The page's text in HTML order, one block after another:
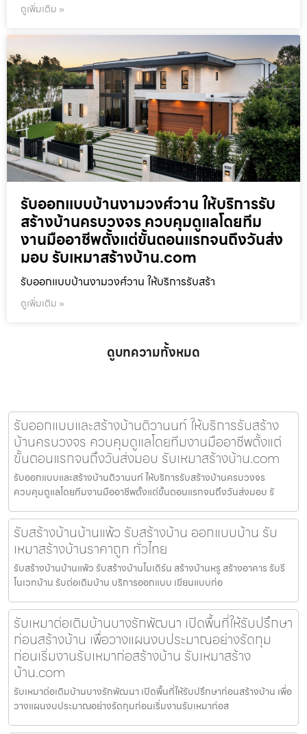
ดูเพิ่มเติม »
รับออกแบบบ้านงามวงศ์วาน ให้บริการรับ
สร้างบ้านครบวงจร ควบคุมดูแลโดยทีม
งานมืออาชีพตั้งแต่ขั้นตอนแรกจนถึงวันส่ง
มอบ รับเหมาสร้างบ้าน.com
รับออกแบบบ้านงามวงศ์วาน ให้บริการรับสร้า
ดูเพิ่มเติม »
ดูบทความทั้งหมด
รับออกแบบและสร้างบ้านติวานนท์ ให้บริการรับสร้าง
บ้านครบวงจร ควบคุมดูแลโดยทีมงานมืออาชีพตั้งแต่
ขั้นตอนแรกจนถึงวันส่งมอบ รับเหมาสร้างบ้าน.com
รับออกแบบและสร้างบ้านติวานนท์ ให้บริการรับสร้างบ้านครบวงจร
ควบคุมดูแลโดยทีมงานมืออาชีพตั้งแต่ขั้นตอนแรกจนถึงวันส่งมอบ รั
รับสร้างบ้านบ้านแพ้ว รับสร้างบ้าน ออกแบบบ้าน รับ
เหมาสร้างบ้านราคาถูก ทั่วไทย
รับสร้างบ้านบ้านแพ้ว รับสร้างบ้านโมเดิร์น สร้างบ้านหรู สร้างอาคาร รับรี
โนเวทบ้าน รับต่อเติมบ้าน บริการออกแบบ เขียนแบบก่อ
รับเหมาต่อเติมบ้านบางรักพัฒนา เปิดพื้นที่ให้รับปรึกษา
ก่อนสร้างบ้าน เพื่อวางแผนงบประมาณอย่างรัดกุม
ก่อนเริ่มงานรับเหมาก่อสร้างบ้าน รับเหมาสร้าง
บ้าน.com
รับเหมาต่อเติมบ้านบางรักพัฒนา เปิดพื้นที่ให้รับปรึกษาก่อนสร้างบ้าน เพื่อ
วางแผนงบประมาณอย่างรัดกุมก่อนเริ่มงานรับเหมาก่อส